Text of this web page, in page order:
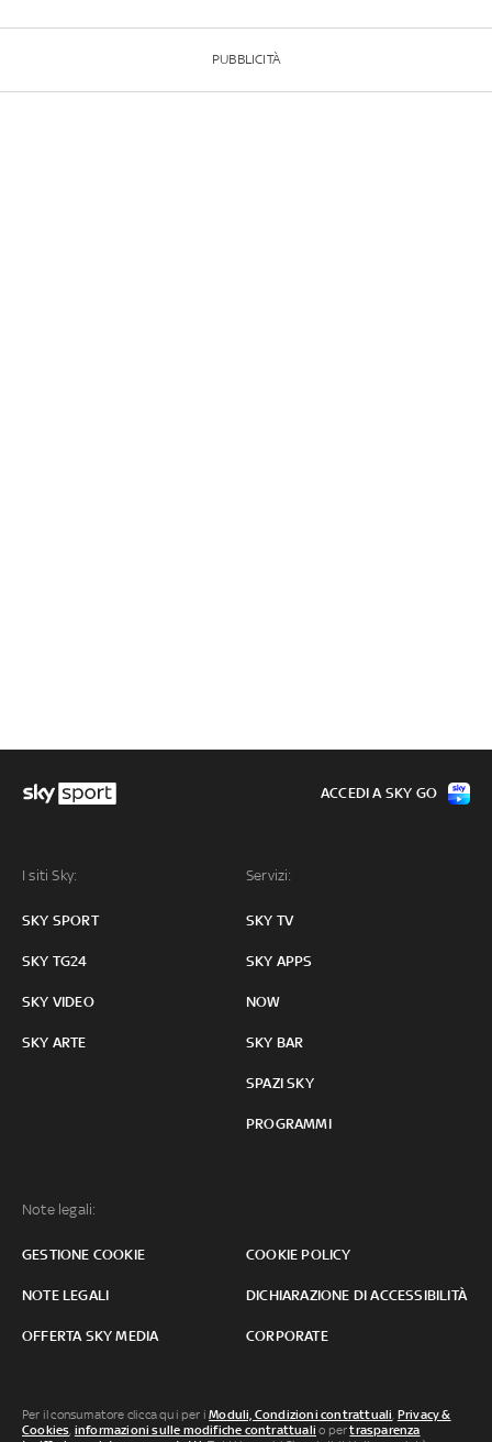
PUBBLICITÀ
I siti Sky:
SKY SPORT
SKY TG24
SKY VIDEO
SKY ARTE
Servizi:
SKY TV
SKY APPS
NOW
SKY BAR
SPAZI SKY
PROGRAMMI
Note legali:
GESTIONE COOKIE COOKIE POLICY
NOTE LEGALI DICHIARAZIONE DI ACCESSIBILITÀ
OFFERTA SKY MEDIA CORPORATE
ACCEDI A SKY GO
Per il consumatore clicca qui per iModuli, Condizioni contrattuali, Privacy &
Cookies, informazioni sulle modifiche contrattuali o pertrasparenza